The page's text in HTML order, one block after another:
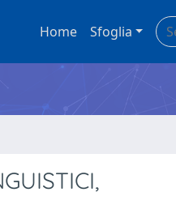
Home Sfoglia